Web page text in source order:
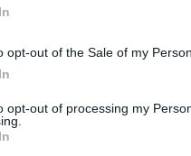
opt-out of the Sale of my
opt-out of processing my
έφυγε, τα